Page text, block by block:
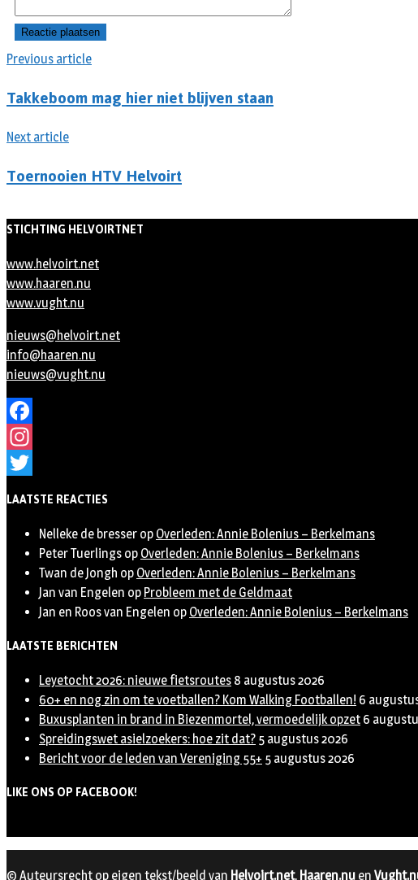
Previous article
Takkeboom mag hier niet blijven staan
Next article
Toernooien HTV Helvoirt
STICHTING HELVOIRTNET
www.helvoirt.net
www.haaren.nu
www.vught.nu
nieuws@helvoirt.net
info@haaren.nu
nieuws@vught.nu
Facebook
Instagram
LAATSTE REACTIES
Nelleke de bresser op Overleden: Annie Bolenius – Berkelmans
Peter Tuerlings op Overleden: Annie Bolenius – Berkelmans
Twan de Jongh op Overleden: Annie Bolenius – Berkelmans
Jan van Engelen op Probleem met de Geldmaat
Jan en Roos van Engelen op Overleden: Annie Bolenius – Berkelmans
LAATSTE BERICHTEN
Leyetocht 2026: nieuwe fietsroutes 8 augustus 2026
60+ en nog zin om te voetballen? Kom Walking Footballen! 6
Buxusplanten in brand in Biezenmortel, vermoedelijk opzet 6
Spreidingswet asielzoekers: hoe zit dat? 5 augustus 2026
Bericht voor de leden van Vereniging 55+ 5 augustus 2026
LIKE ONS OP FACEBOOK!
© Auteursrecht op eigen tekst/beeld van Helvoirt.net, Haaren.nu en